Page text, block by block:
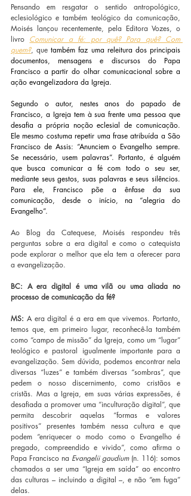
Pensando em resgatar o sentido antropológico,
eclesiológico e também teológico da comunicação,
Moisés lançou recentemente, pela Editora Vozes, o
livro Comunicar a fé: por quê? Para quê? Com
quem?, que também faz uma releitura dos principais
documentos, mensagens e discursos do Papa
Francisco a partir do olhar comunicacional sobre a
ação evangelizadora da Igreja.
Segundo o autor, nestes anos do papado de
Francisco, a Igreja tem à sua frente uma pessoa que
desafia a própria noção eclesial de comunicação.
Ele mesmo costuma repetir uma frase atribuída a São
Francisco de Assis: “Anunciem o Evangelho sempre.
Se necessário, usem palavras”. Portanto, é alguém
que busca comunicar a fé com todo o seu ser,
mediante seus gestos, suas palavras e seus silêncios.
Para ele, Francisco põe a ênfase da sua
comunicação, desde o início, na “alegria do
Evangelho”.
Ao Blog da Catequese, Moisés respondeu três
perguntas sobre a era digital e como o catequista
pode explorar o melhor que ela tem a oferecer para
a evangelização.
BC: A era digital é uma vilã ou uma aliada no
processo de comunicação da fé?
MS: A era digital é a era em que vivemos. Portanto,
temos que, em primeiro lugar, reconhecê-la também
como “campo de missão” da Igreja, como um “lugar”
teológico e pastoral igualmente importante para a
evangelização. Sem dúvida, podemos encontrar nela
diversas “luzes” e também diversas “sombras”, que
pedem o nosso discernimento, como cristãos e
cristãs. Mas a Igreja, em suas várias expressões, é
desafiada a promover uma “inculturação digital”, que
permita descobrir aquelas “formas e valores
positivos” presentes também nessa cultura e que
podem “enriquecer o modo como o Evangelho é
pregado, compreendido e vivido”, como afirma o
Papa Francisco na Evangelii gaudium (n. 116): somos
chamados a ser uma “Igreja em saída” ao encontro
das culturas – incluindo a digital –, e não “em fuga”
delas.